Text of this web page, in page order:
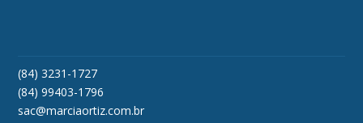
(84) 3231-1727
(84) 99403-1796
sac@marciaortiz.com.br